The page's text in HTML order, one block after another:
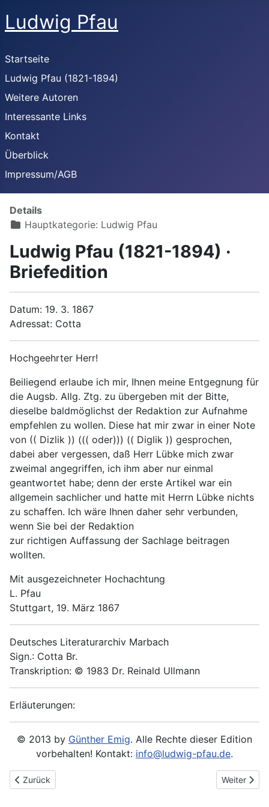
Ludwig Pfau
Startseite
Ludwig Pfau (1821-1894)
Weitere Autoren
Interessante Links
Kontakt
Überblick
Impressum/AGB
Details
Hauptkategorie: Ludwig Pfau
Ludwig Pfau (1821-1894) ·
Briefedition
Datum: 19. 3. 1867
Adressat: Cotta
Hochgeehrter Herr!
Beiliegend erlaube ich mir, Ihnen meine Entgegnung für
die Augsb. Allg. Ztg. zu übergeben mit der Bitte,
dieselbe baldmöglichst der Redaktion zur Aufnahme
empfehlen zu wollen. Diese hat mir zwar in einer Note
von (( Dizlik )) ((( oder))) (( Diglik )) gesprochen,
dabei aber vergessen, daß Herr Lübke mich zwar
zweimal angegriffen, ich ihm aber nur einmal
geantwortet habe; denn der erste Artikel war ein
allgemein sachlicher und hatte mit Herrn Lübke nichts
zu schaffen. Ich wäre Ihnen daher sehr verbunden,
wenn Sie bei der Redaktion
zur richtigen Auffassung der Sachlage beitragen
wollten.
Mit ausgezeichneter Hochachtung
L. Pfau
Stuttgart, 19. März 1867
Deutsches Literaturarchiv Marbach
Sign.: Cotta Br.
Transkription: © 1983 Dr. Reinald Ullmann
Erläuterungen:
© 2013 by Günther Emig. Alle Rechte dieser Edition
vorbehalten! Kontakt: info@ludwig-pfau.de.
Vorheriger Beitrag: 1866-12-23 - Ludwig Feuerbach an Ludwig
Zurück Nächster
Weiter